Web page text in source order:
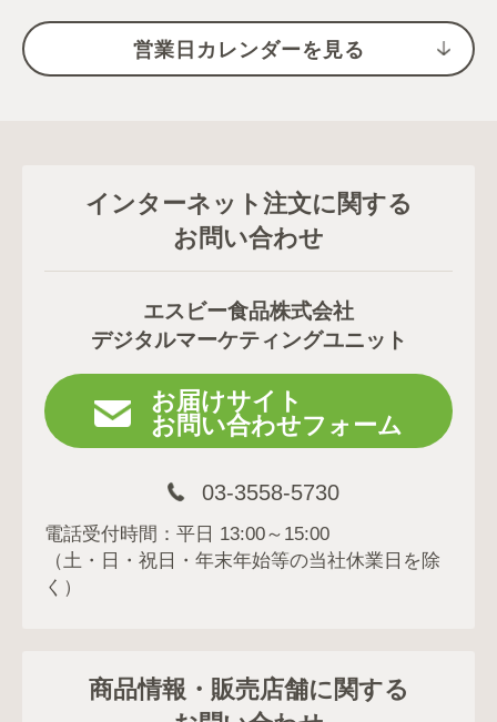
営業日カレンダーを見る
インターネット注文に関する
お問い合わせ
エスビー食品株式会社
デジタルマーケティングユニット
お届けサイト
お問い合わせフォーム
03-3558-5730
電話受付時間：平日 13:00～15:00
（土・日・祝日・年末年始等の当社休業日を除
く）
商品情報・販売店舗に関する